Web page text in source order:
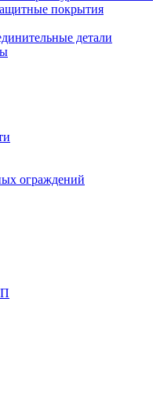
покрытия
детали
ограждений